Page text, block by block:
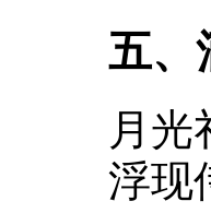
五、
月
浮现